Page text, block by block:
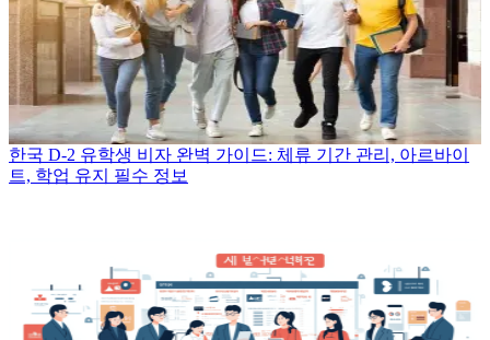
한국 D-2 유학생 비자 완벽 가이드: 체류 기간 관리, 아르바이
트, 학업 유지 필수 정보